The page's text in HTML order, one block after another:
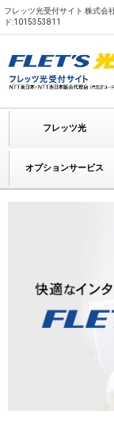
フレッツ光受付サイト 株式会
ド:1015353811
フレッツ光
オプションサービス